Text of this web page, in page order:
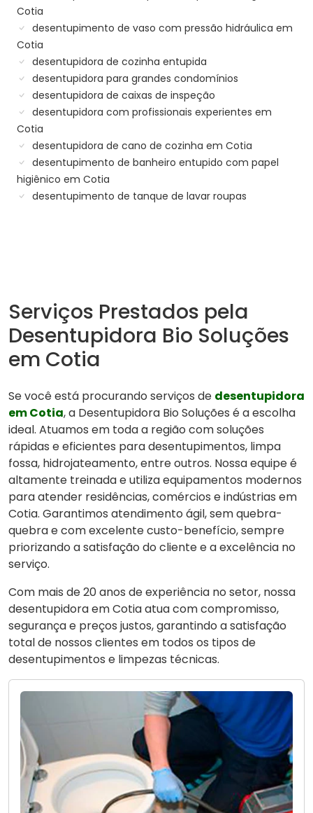
Cotia
desentupimento de vaso com pressão hidráulica em
Cotia
desentupidora de cozinha entupida
desentupidora para grandes condomínios
desentupidora de caixas de inspeção
desentupidora com profissionais experientes em
Cotia
desentupidora de cano de cozinha em Cotia
desentupimento de banheiro entupido com papel
higiênico em Cotia
desentupimento de tanque de lavar roupas
Serviços Prestados pela
Desentupidora Bio Soluções
em Cotia
Se você está procurando serviços de desentupidora
em Cotia, a Desentupidora Bio Soluções é a escolha
ideal. Atuamos em toda a região com soluções
rápidas e eficientes para desentupimentos, limpa
fossa, hidrojateamento, entre outros. Nossa equipe é
altamente treinada e utiliza equipamentos modernos
para atender residências, comércios e indústrias em
Cotia. Garantimos atendimento ágil, sem quebra-
quebra e com excelente custo-benefício, sempre
priorizando a satisfação do cliente e a excelência no
serviço.
Com mais de 20 anos de experiência no setor, nossa
desentupidora em Cotia atua com compromisso,
segurança e preços justos, garantindo a satisfação
total de nossos clientes em todos os tipos de
desentupimentos e limpezas técnicas.